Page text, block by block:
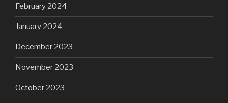
February 2024
January 2024
December 2023
November 2023
October 2023